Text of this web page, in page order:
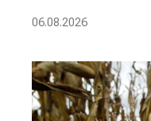
06.08.2026